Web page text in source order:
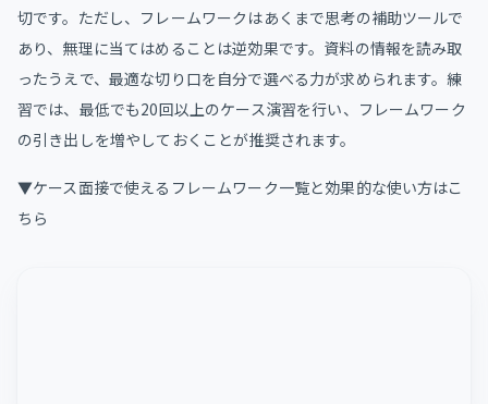
切です。ただし、フレームワークはあくまで思考の補助ツールで
あり、無理に当てはめることは逆効果です。資料の情報を読み取
ったうえで、最適な切り口を自分で選べる力が求められます。練
習では、最低でも20回以上のケース演習を行い、フレームワーク
の引き出しを増やしておくことが推奨されます。
▼ケース面接で使えるフレームワーク一覧と効果的な使い方はこ
ちら